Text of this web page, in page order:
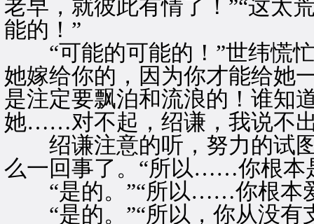
老早，就彼此有情了！”“这太
能的！”
“可能的可能的！”世纬慌忙
她嫁给你的，因为你才能给她
是注定要飘泊和流浪的！谁知
她……对不起，绍谦，我说不
绍谦注意的听，努力的试图
么一回事了。“所以……你根本
“是的。”“所以……你根本
“是的。”“所以，你从没有